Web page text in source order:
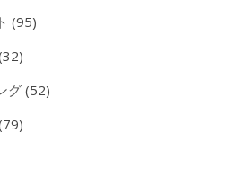
(95)
グ (52)